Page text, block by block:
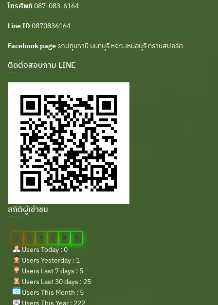
โทรศัพท์087-083-6164
Line ID 0870836164
Facebook page รถปทุมธานี นนทบุรี หจก.เหน่อบุรี ทรานสปอร์ต
ติดต่อสอบถาม LINE
สถิติผู้เข้าชม
0 5 4 7 8 7
Users Today : 0
Users Yesterday : 1
Users Last 7 days : 5
Users Last 30 days : 25
Users This Month : 5
Users This Year : 222